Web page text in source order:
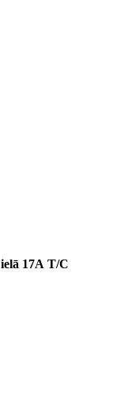
17A T/C